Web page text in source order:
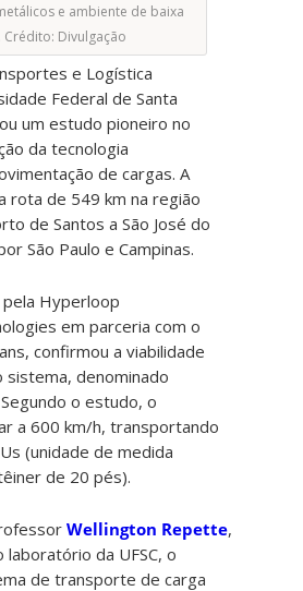
e ambiente de baixa
Crédito: Divulgação
e Logística
Federal de Santa
um estudo pioneiro no
da tecnologia
de cargas. A
rota de 549 km na região
de Santos a São José do
São Paulo e Campinas.
pela Hyperloop
em parceria com o
confirmou a viabilidade
sistema, denominado
o estudo, o
a 600 km/h, transportando
(unidade de medida
de 20 pés).
Wellington Repette,
da UFSC, o
de transporte de carga